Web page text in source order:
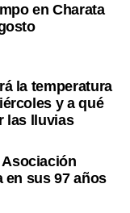
en Charata
la temperatura
y a qué
las lluvias
en sus 97 años